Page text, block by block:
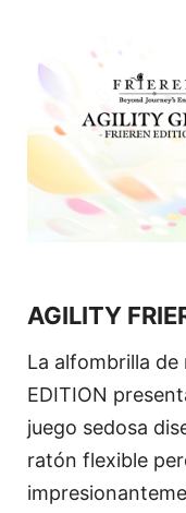
AGILITY
La alfombrilla de
EDITION
juego sedosa
ratón flexible